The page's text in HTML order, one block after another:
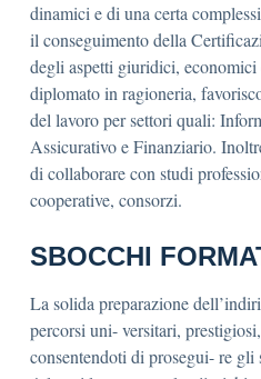
dinamici e di una certa
il conseguimento della
degli aspetti giuridici,
diplomato in ragioneria,
del lavoro per settori quali:
Assicurativo e Finanziario.
di collaborare con studi
cooperative, consorzi.
SBOCCHI
La solida preparazione
percorsi uni- versitari,
consentendoti di prosegui- re